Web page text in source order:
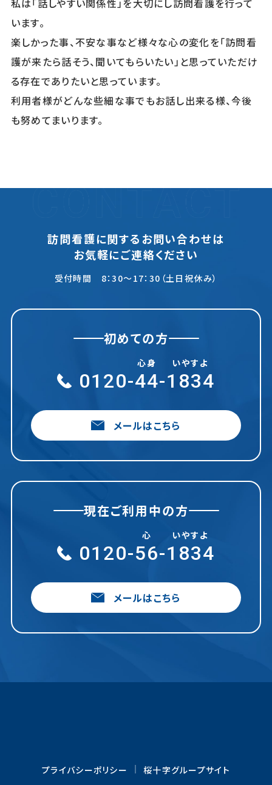
私は「話しやすい関係性」を大切にし訪問看護を行って
います。
楽しかった事、不安な事など様々な心の変化を「訪問看
護が来たら話そう、聞いてもらいたい」と思っていただけ
る存在でありたいと思っています。
利用者様がどんな些細な事でもお話し出来る様、今後
も努めてまいります。
訪問看護に関するお問い合わせは
お気軽にご連絡ください
受付時間 8：30～17：30（土日祝休み）
初めての方
0120-44
心身
-1834
いやすよ
メールはこちら
現在ご利用中の方
0120-56
心
-1834
いやすよ
メールはこちら
プライバシーポリシー 桜十字グループサイト